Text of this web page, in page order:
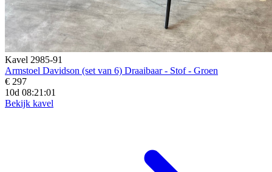
Kavel 2985-91
Armstoel Davidson (set van 6) Draaibaar - Stof - Groen
€ 297
10d 08:20:59
Bekijk kavel